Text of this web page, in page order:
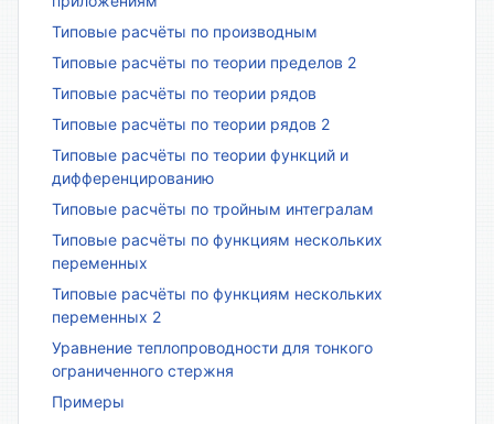
Типовые расчёты по производным
Типовые расчёты по теории пределов 2
Типовые расчёты по теории рядов
Типовые расчёты по теории рядов 2
Типовые расчёты по теории функций и
дифференцированию
Типовые расчёты по тройным интегралам
Типовые расчёты по функциям нескольких
переменных
Типовые расчёты по функциям нескольких
переменных 2
Уравнение теплопроводности для тонкого
ограниченного стержня
Примеры